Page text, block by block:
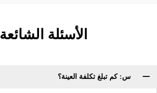
الأسئلة الشائعة
س: كم تبلغ تكلفة العينة؟